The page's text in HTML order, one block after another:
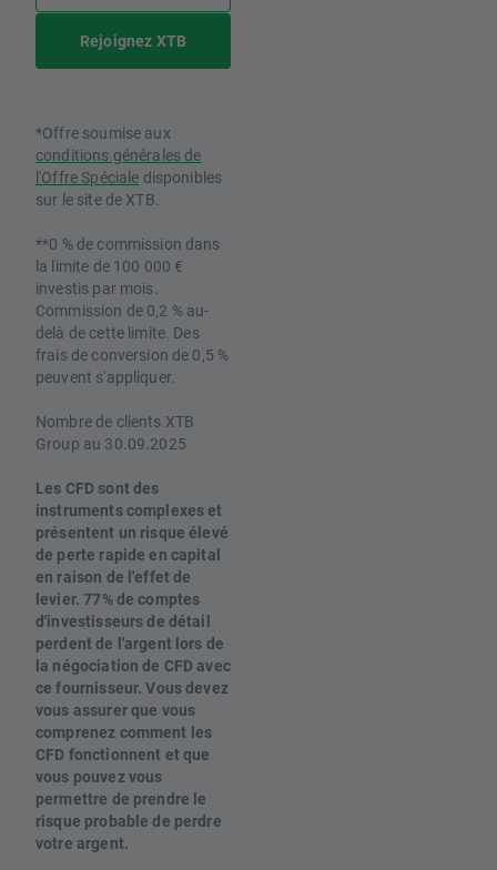
Rejoignez XTB
*Offre soumise aux
conditions générales de
l'Offre Spéciale disponibles
sur le site de XTB.
**0 % de commission dans
la limite de 100 000 €
investis par mois.
Commission de 0,2 % au-
delà de cette limite. Des
frais de conversion de 0,5 %
peuvent s'appliquer.
Nombre de clients XTB
Group au 30.09.2025
Les CFD sont des
instruments complexes et
présentent un risque élevé
de perte rapide en capital
en raison de l'effet de
levier. 77% de comptes
d'investisseurs de détail
perdent de l'argent lors de
la négociation de CFD avec
ce fournisseur. Vous devez
vous assurer que vous
comprenez comment les
CFD fonctionnent et que
vous pouvez vous
permettre de prendre le
risque probable de perdre
votre argent.